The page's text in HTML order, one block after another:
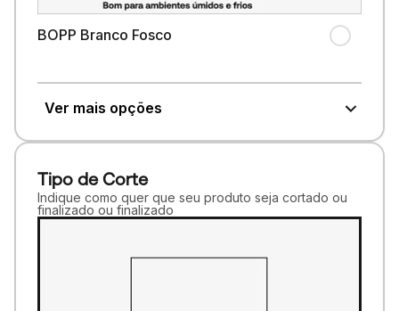
BOPP Branco Fosco
Ver mais opções
Tipo de Corte
Indique como quer que seu produto seja cortado ou
finalizado ou finalizado